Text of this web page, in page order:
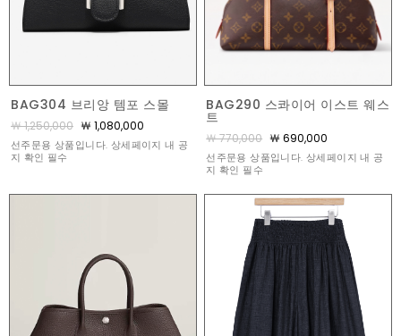
BAG304 브리앙 템포 스몰
￦ 1,250,000 ￦ 1,080,000
선주문용 상품입니다. 상세페이지 내 공
지 확인 필수
BAG290 스콰이어 이스트 웨스
트
￦ 770,000 ￦ 690,000
선주문용 상품입니다. 상세페이지 내 공
지 확인 필수